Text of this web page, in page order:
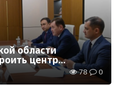
области
центр
78 0